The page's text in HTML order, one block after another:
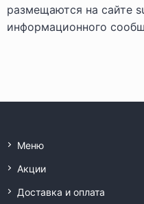
размещаются на сайте
информационного
Меню
Акции
Доставка и оплата